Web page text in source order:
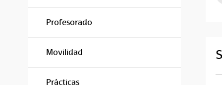
Profesorado
Movilidad
Prácticas